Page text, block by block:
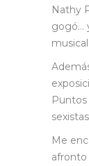
Nathy
gogó…
Puntos
Me
afronto